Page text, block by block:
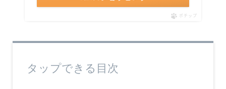
ポチップ
タップできる目次